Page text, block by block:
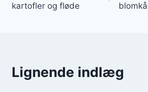
kartofler og fløde
Lignende indlæg